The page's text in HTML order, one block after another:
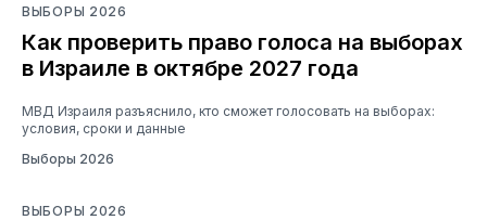
ВЫБОРЫ 2026
Как проверить право голоса на выборах
в Израиле в октябре 2027 года
МВД Израиля разъяснило, кто сможет голосовать на выборах:
условия, сроки и данные
Выборы 2026
ВЫБОРЫ 2026